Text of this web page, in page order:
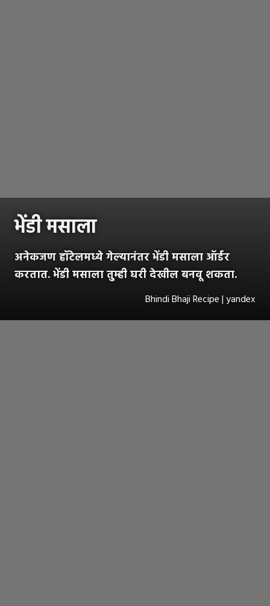
भेंडी मसाला
अनेकजण हॉटेलमध्ये गेल्यानंतर भेंडी मसाला ऑर्डर
करतात. भेंडी मसाला तु्म्ही घरी देखील बनवू शकता.
Bhindi Bhaji Recipe | yandex